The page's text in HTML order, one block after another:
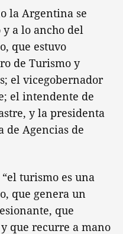
la Argentina se
a lo ancho del
que estuvo
de Turismo y
el vicegobernador
el intendente de
y la presidenta
de Agencias de
turismo es una
que genera un
que
que recurre a mano